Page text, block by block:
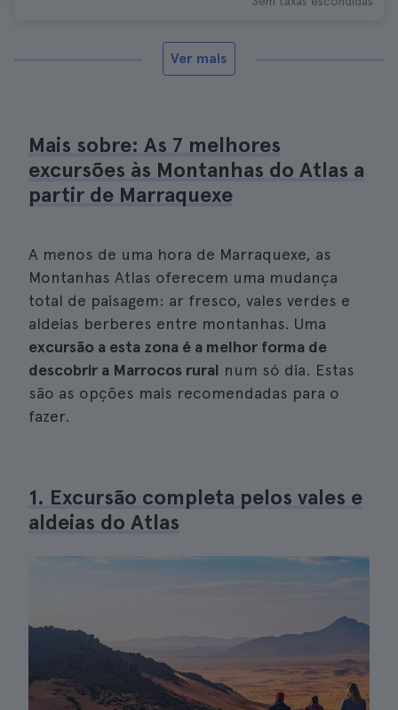
Ver mais
Mais sobre: As 7 melhores
excursões às Montanhas do Atlas a
partir de Marraquexe
A menos de uma hora de Marraquexe, as
Montanhas Atlas oferecem uma mudança
total de paisagem: ar fresco, vales verdes e
aldeias berberes entre montanhas. Uma
excursão a esta zona é a melhor forma de
descobrir a Marrocos rural num só dia. Estas
são as opções mais recomendadas para o
fazer.
1. Excursão completa pelos vales e
aldeias do Atlas